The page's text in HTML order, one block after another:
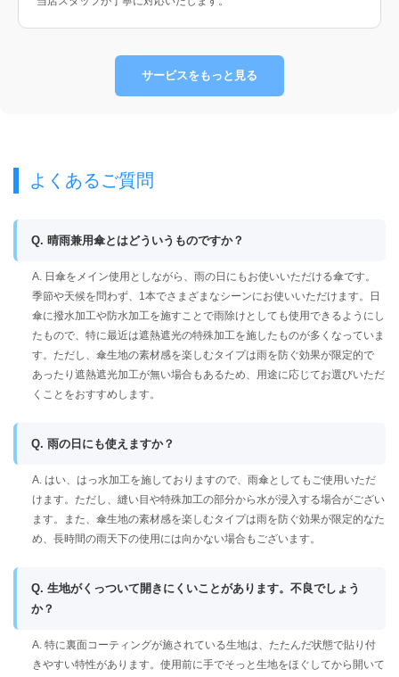
サービスをもっと見る
よくあるご質問
Q. 晴雨兼用傘とはどういうものですか？
A. 日傘をメイン使用としながら、雨の日にもお使いいただける傘です。
季節や天候を問わず、1本でさまざまなシーンにお使いいただけます。日
傘に撥水加工や防水加工を施すことで雨除けとしても使用できるようにし
たもので、特に最近は遮熱遮光の特殊加工を施したものが多くなっていま
す。ただし、傘生地の素材感を楽しむタイプは雨を防ぐ効果が限定的で
あったり遮熱遮光加工が無い場合もあるため、用途に応じてお選びいただ
くことをおすすめします。
Q. 雨の日にも使えますか？
A. はい、はっ水加工を施しておりますので、雨傘としてもご使用いただ
けます。ただし、縫い目や特殊加工の部分から水が浸入する場合がござい
ます。また、傘生地の素材感を楽しむタイプは雨を防ぐ効果が限定的なた
め、長時間の雨天下の使用には向かない場合もございます。
Q. 生地がくっついて開きにくいことがあります。不良でしょう
か？
A. 特に裏面コーティングが施されている生地は、たたんだ状態で貼り付
きやすい特性があります。使用前に手でそっと生地をほぐしてから開いて